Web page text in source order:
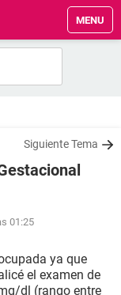
MENU
Siguiente Tema
01:25
ya que
el examen de
dl (rango entre